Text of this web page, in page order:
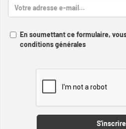
En soumettant ce formulaire,
conditions générales
S'inscrire